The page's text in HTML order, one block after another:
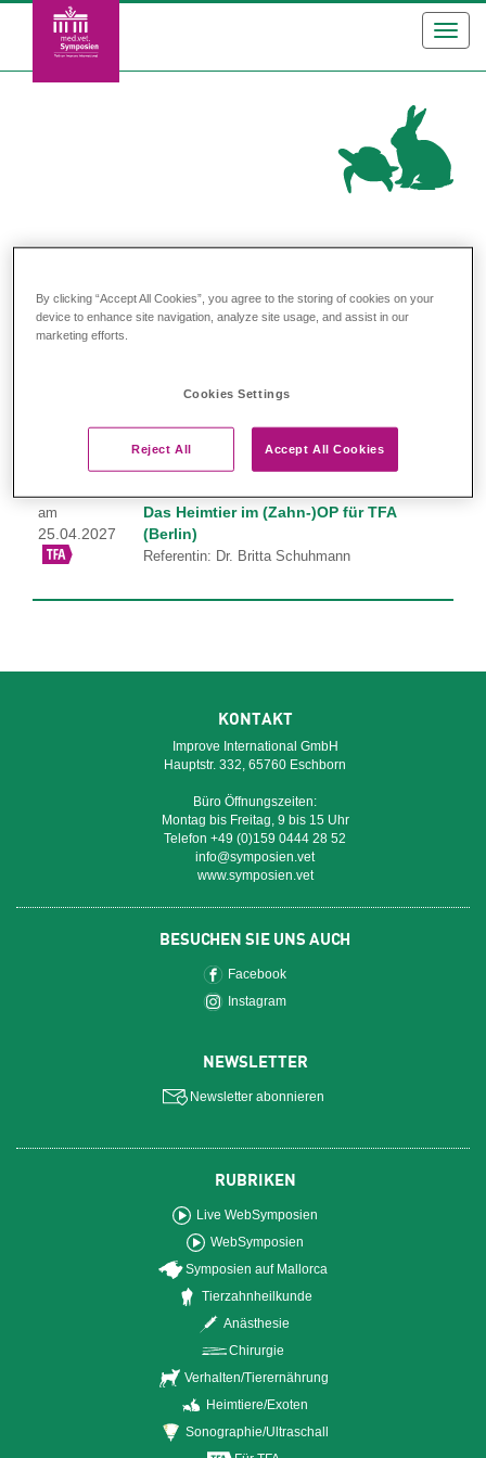
Heimtiere/Exoten
Heimtiere/Exoten
Referentin: Dr. Britta Schuhmann
am
25.04.2027
Das Heimtier im (Zahn-)OP für TFA
(Berlin)
Referentin: Dr. Britta Schuhmann
KONTAKT
Improve International GmbH
Hauptstr. 332, 65760 Eschborn
Büro Öffnungszeiten:
Montag bis Freitag, 9 bis 15 Uhr
Telefon +49 (0)159 0444 28 52
info@symposien.vet
www.symposien.vet
BESUCHEN SIE UNS AUCH
Facebook
Instagram
NEWSLETTER
Newsletter abonnieren
RUBRIKEN
Live WebSymposien
WebSymposien
Symposien auf Mallorca
Tierzahnheilkunde
Anästhesie
Chirurgie
Verhalten/Tierernährung
Heimtiere/Exoten
Sonographie/Ultraschall
By clicking “Accept All Cookies”, you agree to the storing of cookies on your
device to enhance site navigation, analyze site usage, and assist in our
marketing efforts.
Cookies Settings
Reject All Accept All Cookies